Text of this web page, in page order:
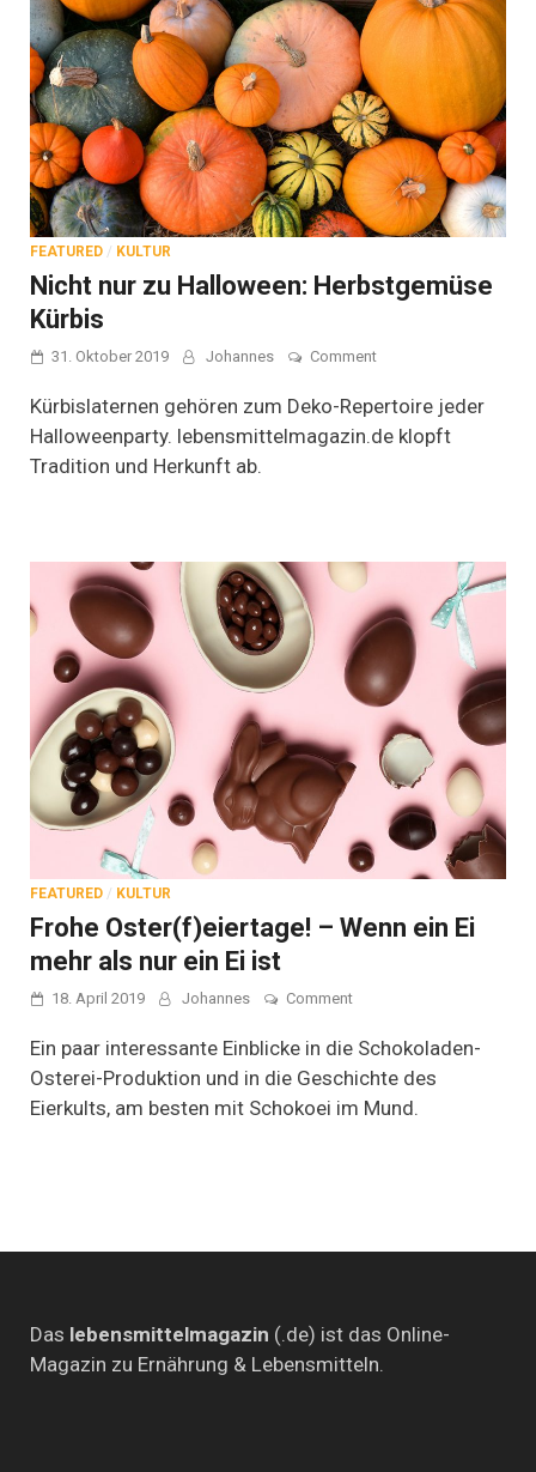
FEATURED / KULTUR
Nicht nur zu Halloween: Herbstgemüse
Kürbis
31. Oktober 2019 Johannes Commenton
nur
Halloween:
Kürbislaternen gehören zum Deko-Repertoire jeder
Halloweenparty. lebensmittelmagazin.de klopft
Tradition und Herkunft ab.
FEATURED / KULTUR
Frohe Oster(f)eiertage! – Wenn ein Ei
mehr als nur ein Ei ist
18. April 2019 Johannes Commenton
Oster(f)eiertage!
Wenn
ein
ist
Ein paar interessante Einblicke in die Schokoladen-
Osterei-Produktion und in die Geschichte des
Eierkults, am besten mit Schokoei im Mund.
Das lebensmittelmagazin (.de) ist das Online-
Magazin zu Ernährung & Lebensmitteln.